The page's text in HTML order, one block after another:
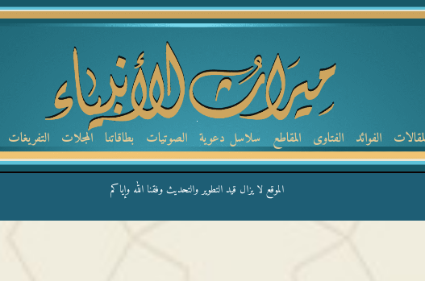
الفوائد الفتاوى المقاطع سلاسل دعوية الصوتيات بطاقاتنا المجلات التفريغات
الموقع لا يزال قيد التطوير والتحديث وفقنا الله وإياكم